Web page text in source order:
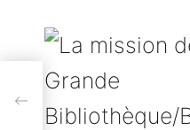
o
n
d